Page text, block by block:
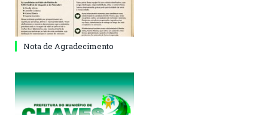
Nota de Agradecimento